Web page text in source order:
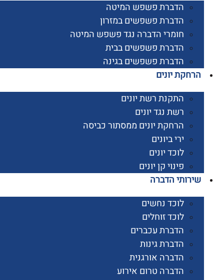
הדברת פשפש המיטה
הדברת פשפשים במזרון
חומרי הדברה נגד פשפש המיטה
הדברת פשפשים בבית
הדברת פשפשים בגינה
יונים
התקנת רשת יונים
רשת נגד יונים
הרחקת יונים ממסתור כביסה
ירי ביונים
לוכד יונים
פינוי קן יונים
הדברה
לוכד נחשים
לוכד זוחלים
הדברת עכברים
הדברת גינות
הדברה אורגנית
הדברה טרום אירוע